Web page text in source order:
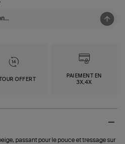
OFFERT
PAIEMENT EN
3X,4X
passant pour le pouce et tressage sur